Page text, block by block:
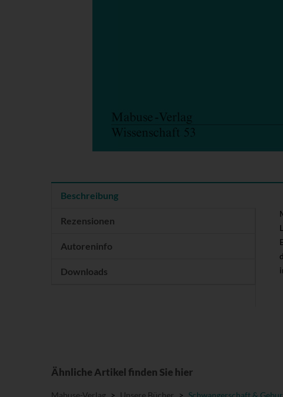
Beschreibung
Rezensionen
Autoreninfo
Downloads
Ähnliche Artikel finden Sie hier
Mabuse-Verlag > Unsere Bücher > Schwangerschaft &